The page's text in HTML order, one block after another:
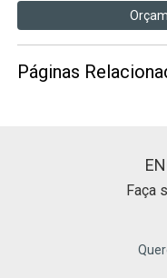
Páginas
Faça